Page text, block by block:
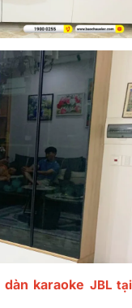
dàn karaoke JBL tại